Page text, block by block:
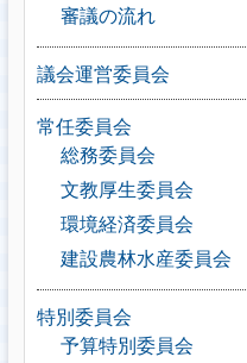
審議の流れ
議会運営委員会
常任委員会
総務委員会
文教厚生委員会
環境経済委員会
建設農林水産委員会
特別委員会
予算特別委員会